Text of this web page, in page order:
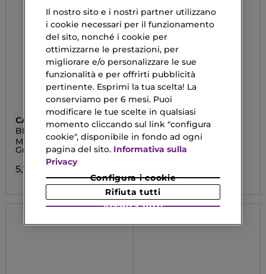
CATRICE
BLUSHIN' CHARM
Multi Stick Labbra &
Guance
5,79 €
BOBBI BROWN
VITAMIN ENRICHED
FACE BASE
Primer Idratante
Il nostro sito e i nostri partner utilizzano
i cookie necessari per il funzionamento
del sito, nonché i cookie per
ottimizzarne le prestazioni, per
migliorare e/o personalizzare le sue
funzionalità e per offrirti pubblicità
pertinente. Esprimi la tua scelta! La
conserviamo per 6 mesi. Puoi
modificare le tue scelte in qualsiasi
momento cliccando sul link "configura
cookie", disponibile in fondo ad ogni
pagina del sito. Informativa sulla
Privacy
Configura i cookie
Rifiuta tutti
Accetta tutti